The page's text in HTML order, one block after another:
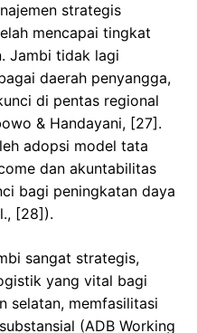
strategis
mencapai tingkat
Jambi tidak lagi
daerah penyangga,
di pentas regional
& Handayani, [27].
adopsi model tata
dan akuntabilitas
bagi peningkatan daya
[28]).
sangat strategis,
yang vital bagi
selatan, memfasilitasi
(ADB Working